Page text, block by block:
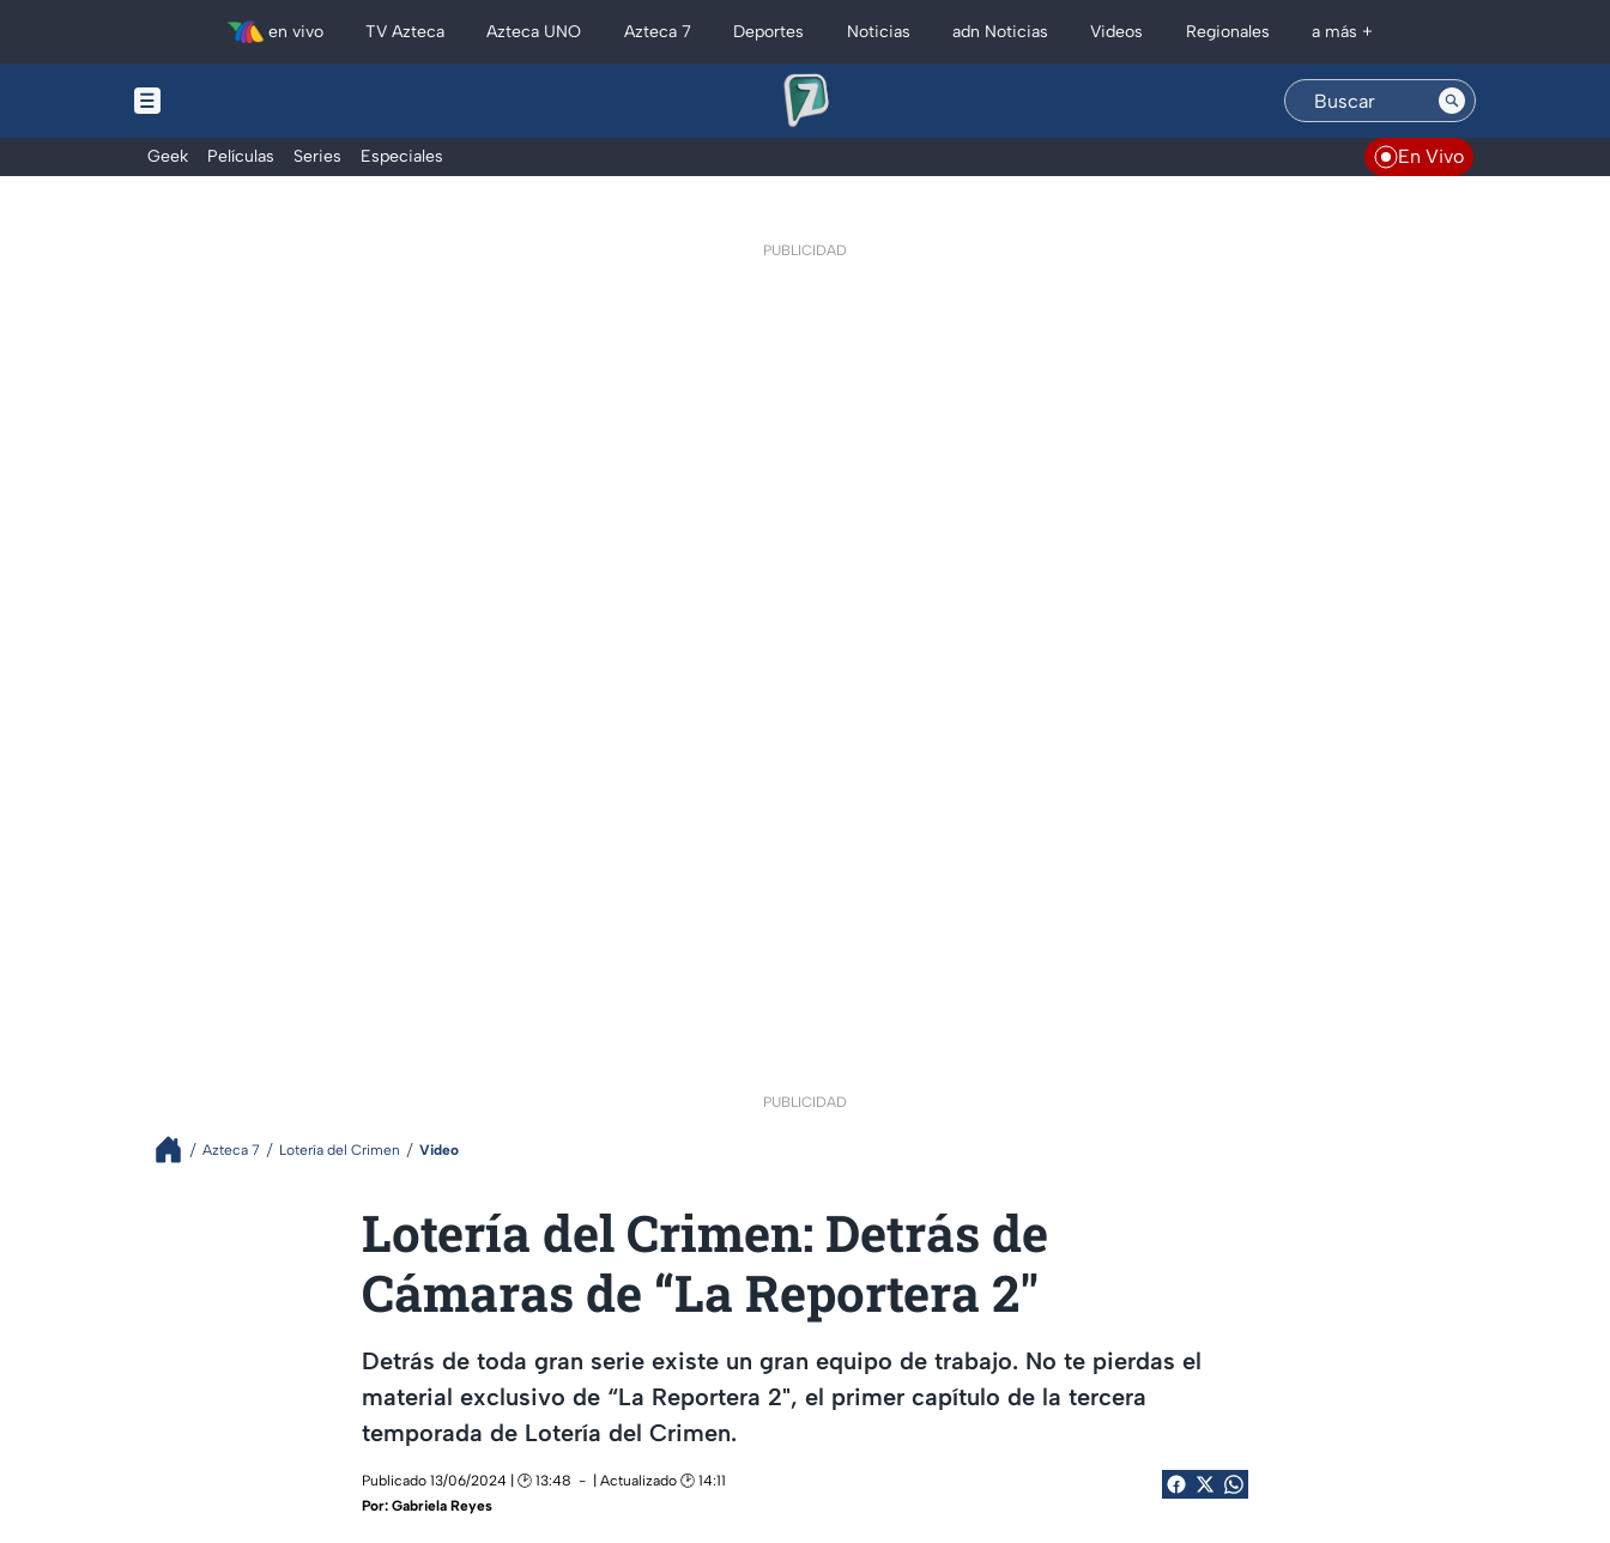
en vivo TV Azteca Azteca UNO Azteca 7 Deportes Noticias adn Noticias Videos Regionales a más +
Geek Películas Series Especiales En Vivo
PUBLICIDAD
PUBLICIDAD
Azteca 7 Lotería del Crimen Video
Lotería del Crimen: Detrás de
Cámaras de “La Reportera 2"
Detrás de toda gran serie existe un gran equipo de trabajo. No te pierdas el
material exclusivo de “La Reportera 2", el primer capítulo de la tercera
temporada de Lotería del Crimen.
Publicado 13/06/2024 | 🕑 13:48
| Actualizado 🕑 14:11
Por: Gabriela Reyes